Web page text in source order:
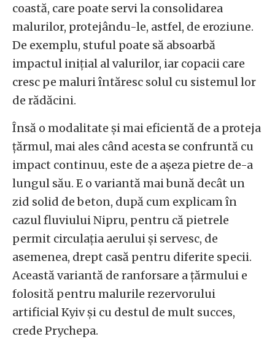
coastă, care poate servi la consolidarea
malurilor, protejându-le, astfel, de eroziune.
De exemplu, stuful poate să absoarbă
impactul inițial al valurilor, iar copacii care
cresc pe maluri întăresc solul cu sistemul lor
de rădăcini.
Însă o modalitate și mai eficientă de a proteja
țărmul, mai ales când acesta se confruntă cu
impact continuu, este de a așeza pietre de-a
lungul său. E o variantă mai bună decât un
zid solid de beton, după cum explicam în
cazul fluviului Nipru, pentru că pietrele
permit circulația aerului și servesc, de
asemenea, drept casă pentru diferite specii.
Această variantă de ranforsare a țărmului e
folosită pentru malurile rezervorului
artificial Kyiv și cu destul de mult succes,
crede Prychepa.